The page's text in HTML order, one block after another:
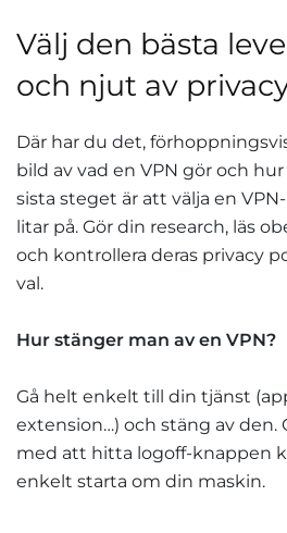
Välj den bästa
och njut av
Där har du det,
bild av vad en VPN gör och
sista steget är att välja en
litar på. Gör din research, läs
och kontrollera deras privacy
val.
Hur stänger man av en VPN?
Gå helt enkelt till din tjänst
extension…) och stäng av den.
med att hitta logoff-knappen
enkelt starta om din maskin.